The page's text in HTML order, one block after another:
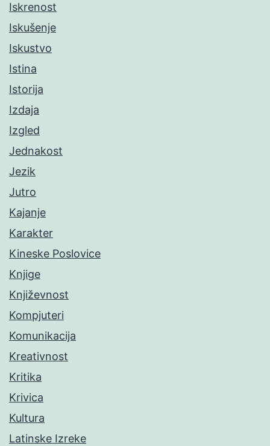
Iskrenost
Iskušenje
Iskustvo
Istina
Istorija
Izdaja
Izgled
Jednakost
Jezik
Jutro
Kajanje
Karakter
Kineske Poslovice
Knjige
Književnost
Kompjuteri
Komunikacija
Kreativnost
Kritika
Krivica
Kultura
Latinske Izreke